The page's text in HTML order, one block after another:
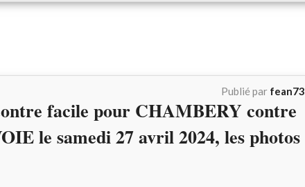
Publié par fean73
facile pour CHAMBERY contre
le samedi 27 avril 2024, les photos